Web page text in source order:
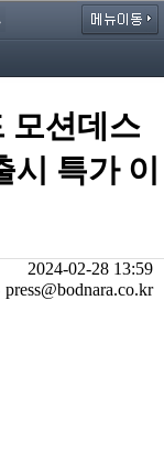
모션데스
시 특가 이
2024-02-28 13:59